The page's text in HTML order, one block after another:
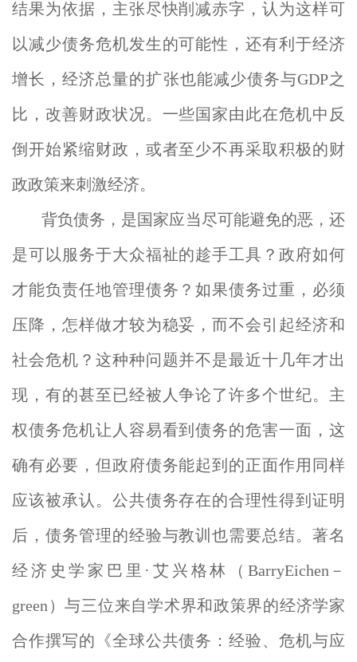
结果为依据，主张尽快削减赤字，认为这样可
以减少债务危机发生的可能性，还有利于经济
增长，经济总量的扩张也能减少债务与GDP之
比，改善财政状况。一些国家由此在危机中反
倒开始紧缩财政，或者至少不再采取积极的财
政政策来刺激经济。
背负债务，是国家应当尽可能避免的恶，还
是可以服务于大众福祉的趁手工具？政府如何
才能负责任地管理债务？如果债务过重，必须
压降，怎样做才较为稳妥，而不会引起经济和
社会危机？这种种问题并不是最近十几年才出
现，有的甚至已经被人争论了许多个世纪。主
权债务危机让人容易看到债务的危害一面，这
确有必要，但政府债务能起到的正面作用同样
应该被承认。公共债务存在的合理性得到证明
后，债务管理的经验与教训也需要总结。著名
经济史学家巴里·艾兴格林（BarryEichen－
green）与三位来自学术界和政策界的经济学家
合作撰写的《全球公共债务：经验、危机与应